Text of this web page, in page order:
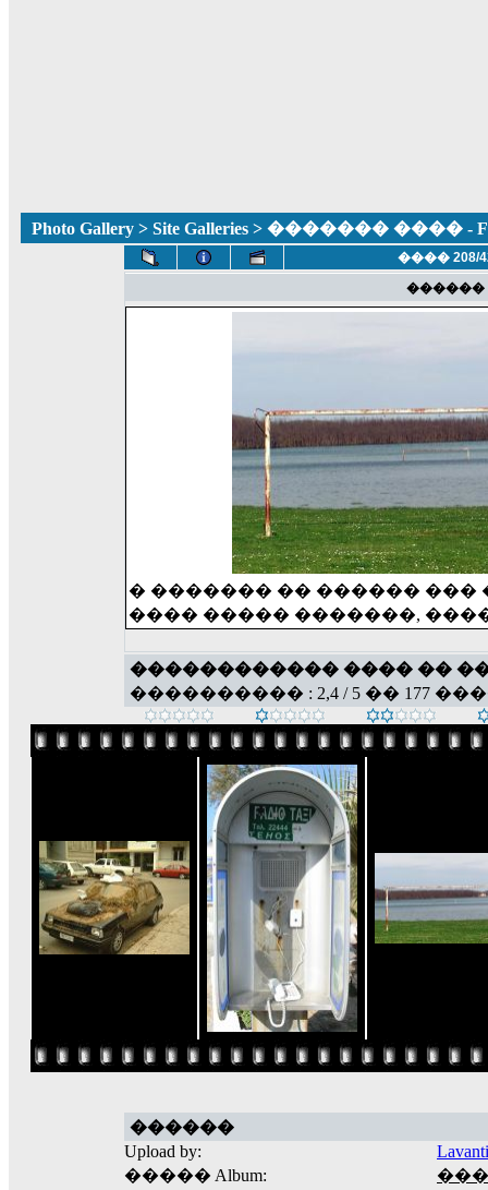
Photo Gallery > Site Galleries > ������� ���� -
���� 208/
������
� ������� �� ������
���� ����� �������,
������������ ���� ��
���������� : 2,4 / 5 �� 177
������
Upload by:
����� Album: